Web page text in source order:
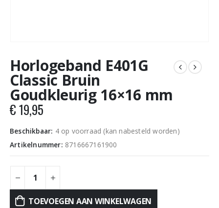
Horlogeband E401G
Classic Bruin
Goudkleurig 16×16 mm
€19,95
Beschikbaar: 4 op voorraad (kan nabesteld worden)
Artikelnummer: 8716667161900
TOEVOEGEN AAN WINKELWAGEN